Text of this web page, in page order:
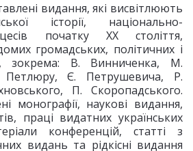
видання, які висвітлюють
історії, національно-
початку ХХ століття,
громадських, політичних і
зокрема: В. Винниченка, М.
Петлюру, Є. Петрушевича, Р.
П. Скоропадського.
монографії, наукові видання,
праці видатних українських
конференцій, статті з
видань та рідкісні видання